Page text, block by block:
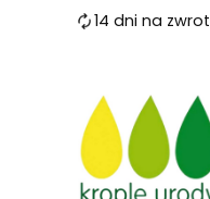
14 dni na zwrot